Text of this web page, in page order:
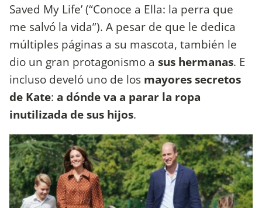
Saved My Life’ (“Conoce a Ella: la perra que
me salvó la vida”). A pesar de que le dedica
múltiples páginas a su mascota, también le
dio un gran protagonismo a sus hermanas. E
incluso develó uno de los mayores secretos
de Kate: a dónde va a parar la ropa
inutilizada de sus hijos.